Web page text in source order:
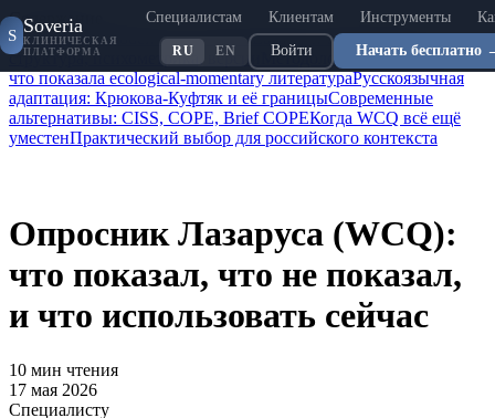
S Soveria
КЛИНИЧЕСКАЯ
ПЛАТФОРМА
Специалистам Клиентам Инструменты
RU EN Войти Начать бесплатно
Содержание
Transactional model: что сделали Lazarus и FolkmanWCQ:
структура, психометрика, версии
Методологические лимиты:
что показала ecological-momentary литератураРусскоязычная
адаптация: Крюкова-Куфтяк и её границыСовременные
альтернативы: CISS, COPE, Brief COPEКогда WCQ всё ещё
уместенПрактический выбор для российского контекста
Опросник Лазаруса (WCQ):
что показал, что не показал,
и что использовать сейчас
10 мин чтения
17 мая 2026
Специалисту